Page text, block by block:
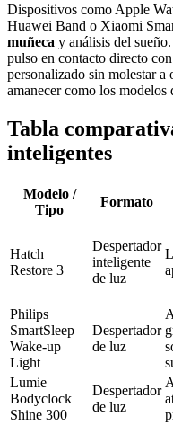
Dispositivos como Apple
Huawei Band o Xiaomi
muñeca y análisis del
pulso en contacto directo
personalizado sin molestar
amanecer como los modelos
Tabla
inteligentes
Modelo /
Tipo
Formato
Hatch
Restore 3
Despertador
inteligente
de luz
Philips
SmartSleep
Wake-up
Light
Despertador
de luz
Lumie
Bodyclock
Shine 300
Despertador
de luz